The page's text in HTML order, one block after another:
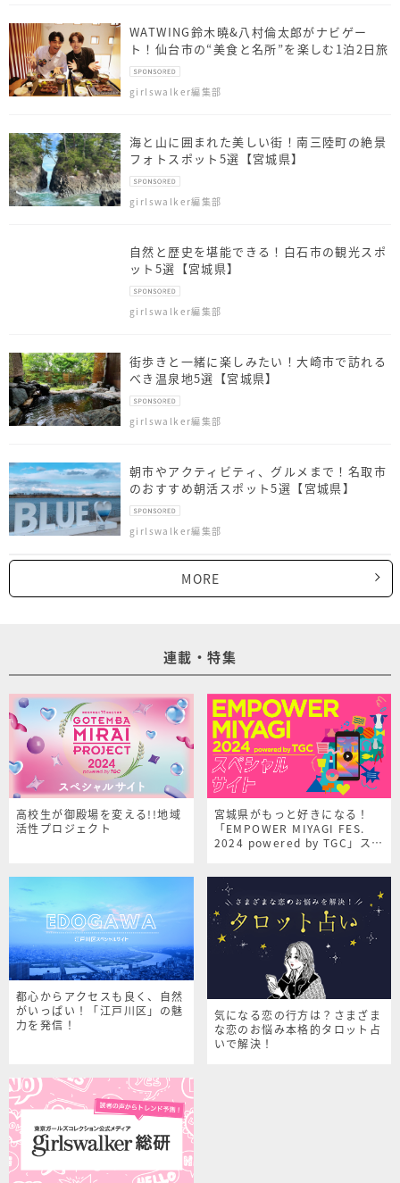
WATWING鈴木曉&八村倫太郎がナビゲー
ト！仙台市の“美食と名所”を楽しむ1泊2日旅
girlswalker編集部
海と山に囲まれた美しい街！南三陸町の絶景
フォトスポット5選【宮城県】
girlswalker編集部
自然と歴史を堪能できる！白石市の観光スポ
ット5選【宮城県】
girlswalker編集部
街歩きと一緒に楽しみたい！大崎市で訪れる
べき温泉地5選【宮城県】
girlswalker編集部
朝市やアクティビティ、グルメまで！名取市
のおすすめ朝活スポット5選【宮城県】
girlswalker編集部
MORE
連載・特集
高校生が御殿場を変える!!地域
活性プロジェクト
宮城県がもっと好きになる！
「EMPOWER MIYAGI FES.
2024 powered by TGC」スペ
都心からアクセスも良く、自然
がいっぱい！「江戸川区」の魅
力を発信！
気になる恋の行方は？さまざま
な恋のお悩み本格的タロット占
いで解決！